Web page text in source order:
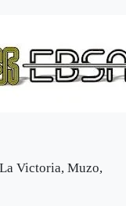
Victoria, Muzo,